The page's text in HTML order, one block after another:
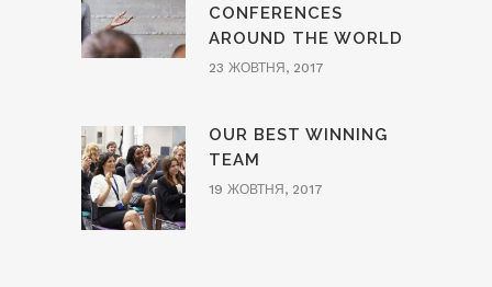
CONFERENCES
AROUND THE WORLD
23 ЖОВТНЯ, 2017
OUR BEST WINNING
TEAM
19 ЖОВТНЯ, 2017